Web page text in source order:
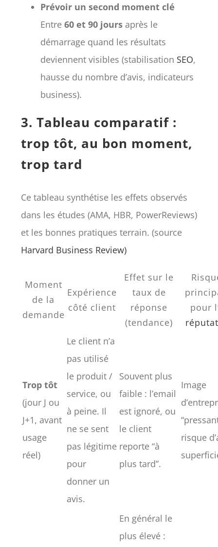
Prévoir un second moment clé
Entre 60 et 90 joursaprès le
démarrage quand les résultats
deviennent visibles (stabilisation SEO,
hausse du nombre d’avis, indicateurs
business).
3. Tableau comparatif :
trop tôt, au bon moment,
trop tard
Ce tableau synthétise les effets observés
dans les études (AMA, HBR, PowerReviews)
et les bonnes pratiques terrain. (source
Harvard Business Review)
Moment
de la
demande
Expérience
côté client
Effet sur le
taux de
réponse
(tendance)
pour
Trop tôt
(jour J ou
J+1, avant
usage
réel)
Le client n’a
pas utilisé
le produit /
service, ou
à peine. Il
ne se sent
pas légitime
pour
donner un
avis.
Souvent plus
faible : l’email
est ignoré, ou
le client
reporte “à
plus tard”.
Image
risque
En général le
plus élevé :